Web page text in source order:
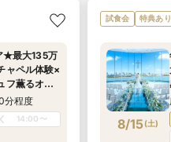
★最大135万
ャペル体験×
フ薫るオー
試食（PM
ス特典
分程度
14:00〜
試食会 特典あり
8/15(土)